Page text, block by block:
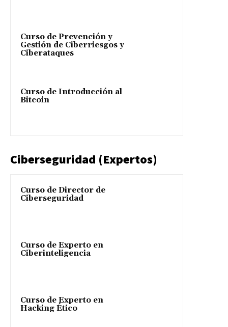
Curso de Prevención y
Gestión de Ciberriesgos y
Ciberataques
Curso de Introducción al
Bitcoin
Ciberseguridad (Expertos)
Curso de Director de
Ciberseguridad
Curso de Experto en
Ciberinteligencia
Curso de Experto en
Hacking Ético